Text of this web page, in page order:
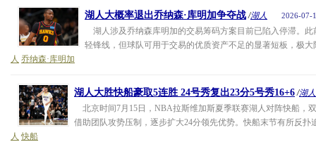
湖人大概率退出乔纳森·库明加争夺战 /湖人 2026-07-
湖人涉及乔纳森库明加的交易筹码方案目前已陷入停滞。
轻锋线，但球队可用于交易的优质资产不足的显著短板，极
人 乔纳森·库明加
湖人大胜快船豪取5连胜 24号秀复出23分5号秀16+6 /湖人
北京时间7月15日，NBA拉斯维加斯夏季联赛湖人对阵快船，
借助团队攻势压制，逐步扩大24分领先优势。快船末节有所反扑
人 快船